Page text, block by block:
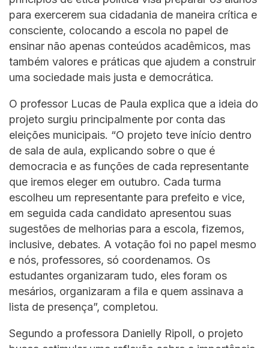
para exercerem sua cidadania de maneira crítica e
consciente, colocando a escola no papel de
ensinar não apenas conteúdos acadêmicos, mas
também valores e práticas que ajudem a construir
uma sociedade mais justa e democrática.
O professor Lucas de Paula explica que a ideia do
projeto surgiu principalmente por conta das
eleições municipais. “O projeto teve início dentro
de sala de aula, explicando sobre o que é
democracia e as funções de cada representante
que iremos eleger em outubro. Cada turma
escolheu um representante para prefeito e vice,
em seguida cada candidato apresentou suas
sugestões de melhorias para a escola, fizemos,
inclusive, debates. A votação foi no papel mesmo
e nós, professores, só coordenamos. Os
estudantes organizaram tudo, eles foram os
mesários, organizaram a fila e quem assinava a
lista de presença”, completou.
Segundo a professora Danielly Ripoll, o projeto